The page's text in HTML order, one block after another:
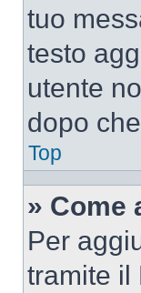
tuo
testo
utente
dopo
Top
» Come
Per
tramite il